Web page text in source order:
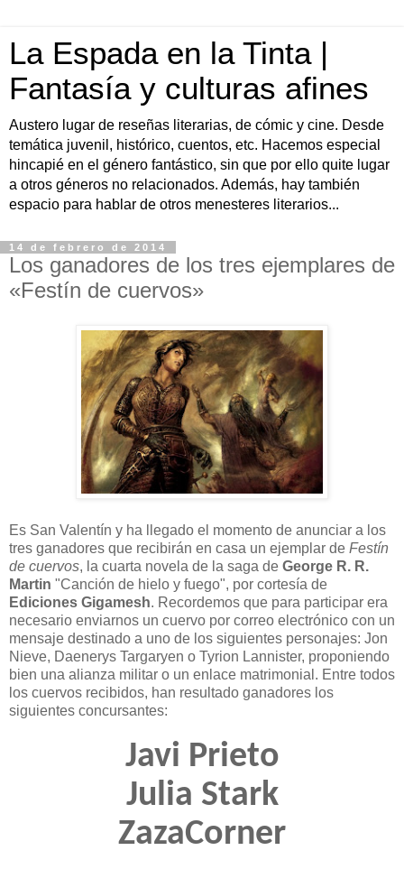
La Espada en la Tinta |
Fantasía y culturas afines
Austero lugar de reseñas literarias, de cómic y cine. Desde
temática juvenil, histórico, cuentos, etc. Hacemos especial
hincapié en el género fantástico, sin que por ello quite lugar
a otros géneros no relacionados. Además, hay también
espacio para hablar de otros menesteres literarios...
14 de febrero de 2014
Los ganadores de los tres ejemplares de
«Festín de cuervos»
Es San Valentín y ha llegado el momento de anunciar a los
tres ganadores que recibirán en casa un ejemplar de Festín
de cuervos, la cuarta novela de la saga de George R. R.
Martin "Canción de hielo y fuego", por cortesía de
Ediciones Gigamesh. Recordemos que para participar era
necesario enviarnos un cuervo por correo electrónico con un
mensaje destinado a uno de los siguientes personajes: Jon
Nieve, Daenerys Targaryen o Tyrion Lannister, proponiendo
bien una alianza militar o un enlace matrimonial. Entre todos
los cuervos recibidos, han resultado ganadores los
siguientes concursantes:
Javi Prieto
Julia Stark
ZazaCorner